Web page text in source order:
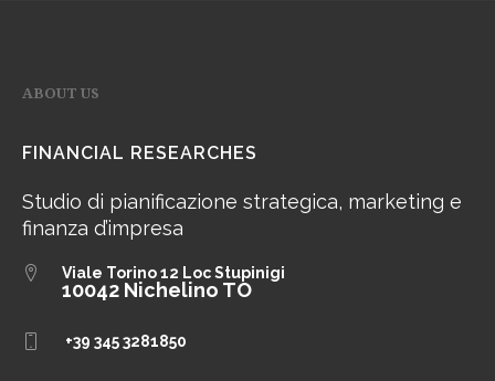
ABOUT US
FINANCIAL RESEARCHES
Studio di pianificazione strategica, marketing e
finanza d’impresa
Viale Torino 12 Loc Stupinigi
10042 Nichelino TO
+39 345 3281850